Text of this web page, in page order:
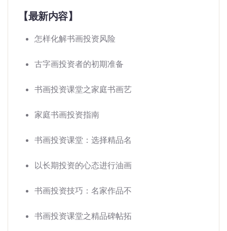
【最新内容】
怎样化解书画投资风险
古字画投资者的初期准备
书画投资课堂之家庭书画艺
家庭书画投资指南
书画投资课堂：选择精品名
以长期投资的心态进行油画
书画投资技巧：名家作品不
书画投资课堂之精品碑帖拓